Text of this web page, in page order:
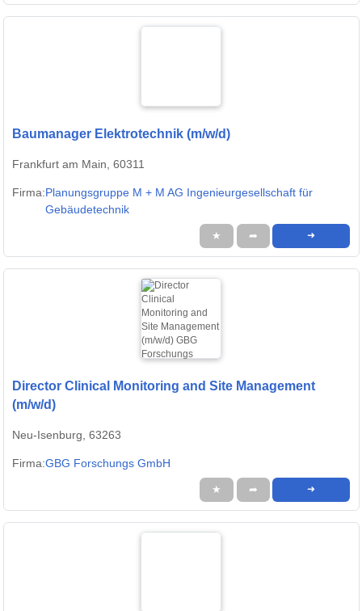
Baumanager Elektrotechnik (m/w/d)
Frankfurt am Main, 60311
Firma:Planungsgruppe M + M AG Ingenieurgesellschaft für
Gebäudetechnik
★ ➦ ➜
Director Clinical Monitoring and Site Management
(m/w/d)
Neu-Isenburg, 63263
Firma:GBG Forschungs GmbH
★ ➦ ➜